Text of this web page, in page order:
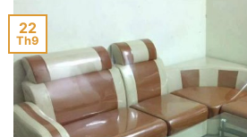
22
Th9